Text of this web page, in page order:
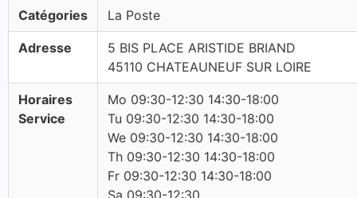
Catégories La Poste
Adresse
5 BIS PLACE ARISTIDE BRIAND
45110 CHATEAUNEUF SUR LOIRE
Horaires
Service
Mo 09:30-12:30 14:30-18:00
Tu 09:30-12:30 14:30-18:00
We 09:30-12:30 14:30-18:00
Th 09:30-12:30 14:30-18:00
Fr 09:30-12:30 14:30-18:00
Sa 09:30-12:30